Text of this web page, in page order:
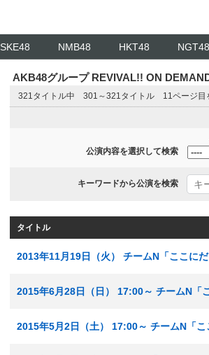
SKE48 NMB48 HKT48 NGT48
AKB48グループ REVIVAL!! ON
321タイトル中 301～321タイトル 11ページ目
公演内容を選択して検索
キーワードから公演を検索
タイトル
2013年11月19日（火） チームN「ここに
2015年6月28日（日） 17:00～ チームN「
2015年5月2日（土） 17:00～ チームN「